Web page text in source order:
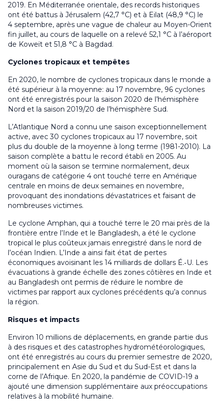
2019. En Méditerranée orientale, des records historiques
ont été battus à Jérusalem (42,7 °C) et à Eilat (48,9 °C) le
4 septembre, après une vague de chaleur au Moyen-Orient
fin juillet, au cours de laquelle on a relevé 52,1 °C à l’aéroport
de Koweït et 51,8 °C à Bagdad.
Cyclones tropicaux et tempêtes
En 2020, le nombre de cyclones tropicaux dans le monde a
été supérieur à la moyenne: au 17 novembre, 96 cyclones
ont été enregistrés pour la saison 2020 de l’hémisphère
Nord et la saison 2019/20 de l’hémisphère Sud.
L’Atlantique Nord a connu une saison exceptionnellement
active, avec 30 cyclones tropicaux au 17 novembre, soit
plus du double de la moyenne à long terme (1981-2010). La
saison complète a battu le record établi en 2005. Au
moment où la saison se termine normalement, deux
ouragans de catégorie 4 ont touché terre en Amérique
centrale en moins de deux semaines en novembre,
provoquant des inondations dévastatrices et faisant de
nombreuses victimes.
Le cyclone Amphan, qui a touché terre le 20 mai près de la
frontière entre l’Inde et le Bangladesh, a été le cyclone
tropical le plus coûteux jamais enregistré dans le nord de
l’océan Indien. L’Inde a ainsi fait état de pertes
économiques avoisinant les 14 milliards de dollars É.‑U. Les
évacuations à grande échelle des zones côtières en Inde et
au Bangladesh ont permis de réduire le nombre de
victimes par rapport aux cyclones précédents qu’a connus
la région.
Risques et impacts
Environ 10 millions de déplacements, en grande partie dus
à des risques et des catastrophes hydrométéorologiques,
ont été enregistrés au cours du premier semestre de 2020,
principalement en Asie du Sud et du Sud-Est et dans la
corne de l’Afrique. En 2020, la pandémie de COVID-19 a
ajouté une dimension supplémentaire aux préoccupations
relatives à la mobilité humaine.